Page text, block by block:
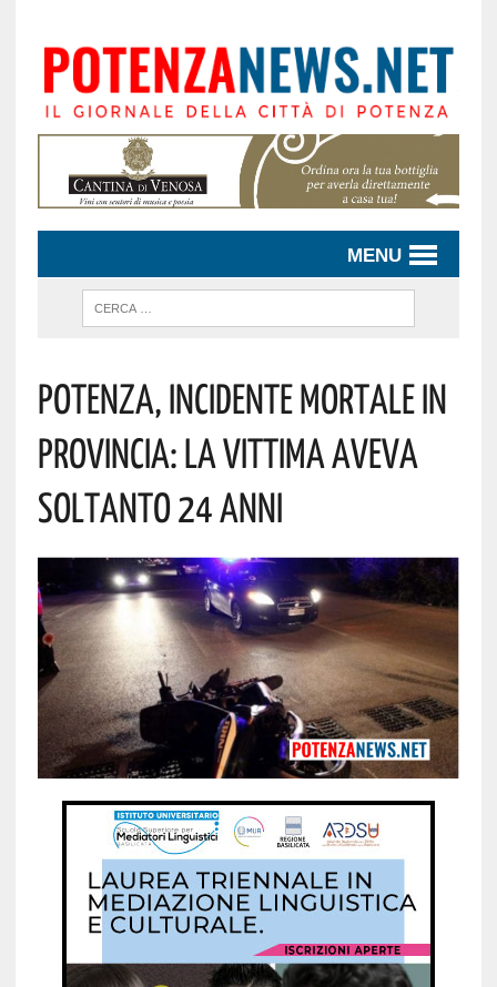
MENU
Potenza, Incidente Mortale In
Provincia: La Vittima Aveva
Soltanto 24 Anni